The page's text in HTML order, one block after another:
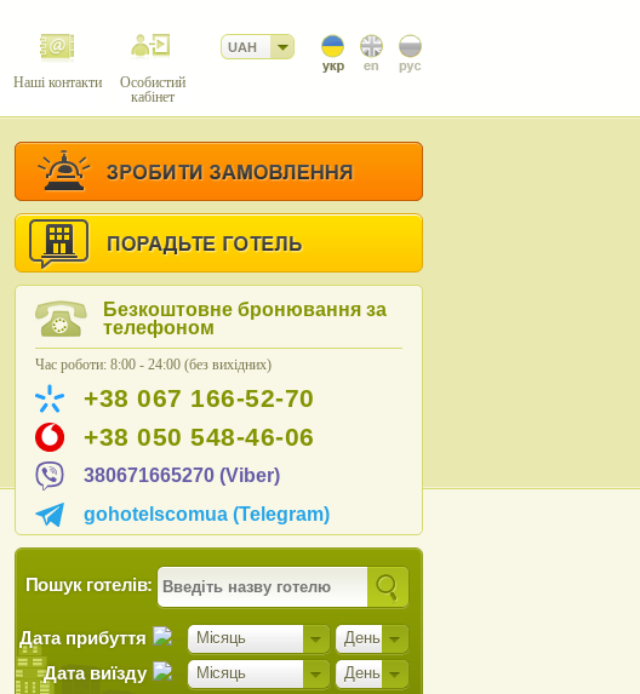
Наші контакти
Особистий
кабінет
UAH
Безкоштовне бронювання за
телефоном
Час роботи: 8:00 - 24:00 (без вихідних)
+38 067 166-52-70
+38 050 548-46-06
380671665270 (Viber)
gohotelscomua (Telegram)
Пошук готелів:
Місяць День
Дата прибуття
Місяць День
Дата виїзду